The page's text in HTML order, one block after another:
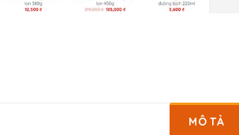
MÔ TẢ